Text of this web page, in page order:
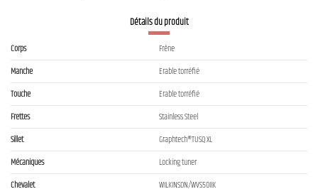
Détails du produit
Corps
Frêne
Manche
Erable torréfié
Touche
Erable torréfié
Frettes
Stainless Steel
Sillet
Graphtech®TUSQ XL
Mécaniques
Locking tuner
Chevalet
WILKINSON/WVS50IIK